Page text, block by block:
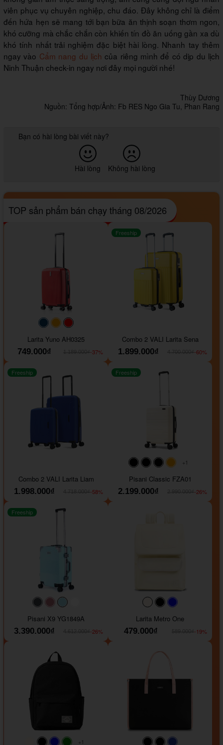
viên phục vụ chuyên nghiệp, chu đáo. Đây không chỉ là điểm
đến hứa hẹn sẽ mang tới bạn bữa ăn thịnh soạn thơm ngon,
khó cưỡng mà chắc chắn còn khiến tín đồ ăn uống gần xa dù
khó tính nhất trải nghiệm đặc biệt hài lòng. Nhanh tay thêm
ngay vào Cẩm nang du lịch của riêng mình để có dịp du lịch
Ninh Thuận check-in ngay nơi đây mọi người nhé!
Thùy Dương
Nguồn: Tổng hợp/Ảnh: Fb RES Ngo Gia Tu, Phan Rang
Bạn có hài lòng bài viết này?
Hài lòng Không hài lòng
TOP sản phẩm bán chạy tháng 08/2026
#093f69#ffa500
Larita Yuno AH0325
749.000₫
-37%
Freeship
Combo 2 VALI Larita Sena
1.899.000₫
-60%
Freeship
Combo 2 VALI Larita Liam
1.998.000₫
-58%
#000000#000000
#000000
#ffa500
+1
Freeship
Pisani Classic FZA01
2.199.000₫
-26%
#40454a#b76e79
#9ad8e7
Freeship
Pisani X9 YG1849A
3.390.000₫
-26%
#faf0e6#000000
Larita Metro One
479.000₫
-19%
+1